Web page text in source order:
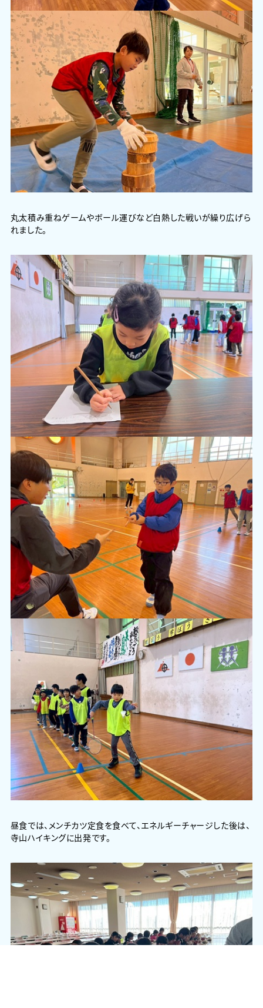
丸太積み重ねゲームやボール運びなど白熱した戦いが繰り広げら
れました。
昼食では、メンチカツ定食を食べて、エネルギーチャージした後は、
寺山ハイキングに出発です。